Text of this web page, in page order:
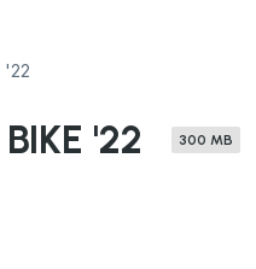
'22
'22 300 MB